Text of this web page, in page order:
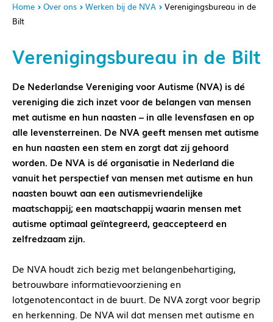
Home Over ons Werken bij de NVA
Verenigingsbureau in de
Bilt
Verenigingsbureau in de Bilt
De Nederlandse Vereniging voor Autisme (NVA) is dé
vereniging die zich inzet voor de belangen van mensen
met autisme en hun naasten – in alle levensfasen en op
alle levensterreinen. De NVA geeft mensen met autisme
en hun naasten een stem en zorgt dat zij gehoord
worden. De NVA is dé organisatie in Nederland die
vanuit het perspectief van mensen met autisme en hun
naasten bouwt aan een autismevriendelijke
maatschappij; een maatschappij waarin mensen met
autisme optimaal geïntegreerd, geaccepteerd en
zelfredzaam zijn.
De NVA houdt zich bezig met belangenbehartiging,
betrouwbare informatievoorziening en
lotgenotencontact in de buurt. De NVA zorgt voor begrip
en herkenning. De NVA wil dat mensen met autisme en